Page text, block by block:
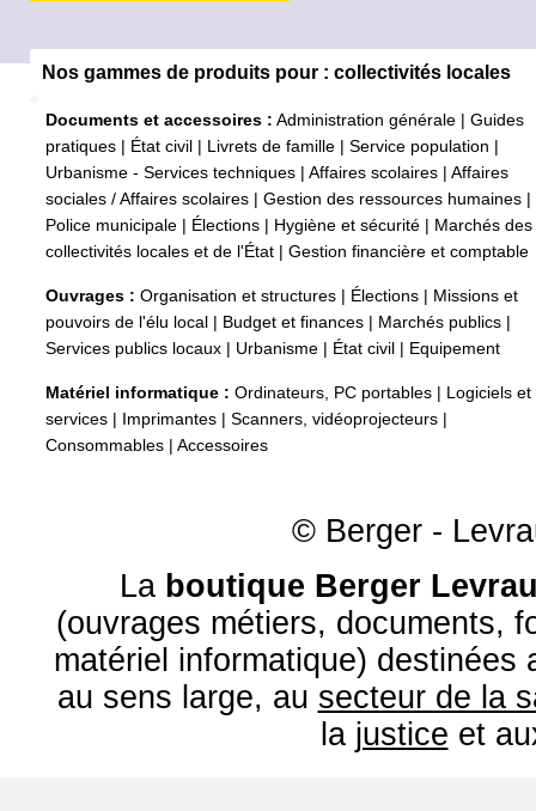
Nos gammes de produits pour : collectivités locales
Documents et accessoires : Administration générale
Guides
pratiques
État civil Livrets de famille Service population
Urbanisme - Services techniques
Affaires scolaires
Affaires
sociales / Affaires scolaires
Gestion des ressources humaines
Police municipale
Élections Hygiène et sécurité
Marchés des
collectivités locales et de l'État
Gestion financière et comptable
Ouvrages : Organisation et structures Élections
Missions et
pouvoirs de l'élu local
Budget et finances Marchés publics
Services publics locaux
Urbanisme État civil Equipement
Matériel informatique : Ordinateurs, PC portables
Logiciels et
services
Imprimantes Scanners, vidéoprojecteurs
Consommables
Accessoires
© Berger -
La boutique Berger
(ouvrages métiers, documents,
matériel informatique) destinées
au sens large, au secteur de la
la justice et